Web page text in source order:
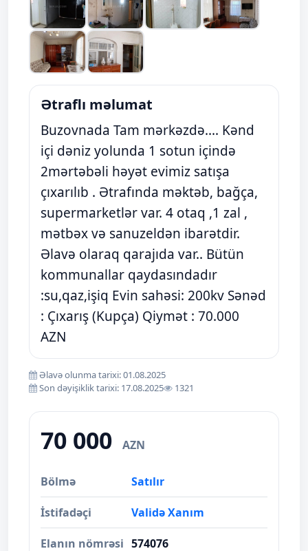
Ətraflı məlumat
Buzovnada Tam mərkəzdə.... Kənd
içi dəniz yolunda 1 sotun içində
2mərtəbəli həyət evimiz satışa
çıxarılıb . Ətrafında məktəb, bağça,
supermarketlər var. 4 otaq ,1 zal ,
mətbəx və sanuzeldən ibarətdir.
Əlavə olaraq qarajıda var.. Bütün
kommunallar qaydasındadır
:su,qaz,işiq Evin sahəsi: 200kv Sənəd
: Çıxarış (Kupça) Qiymət : 70.000
AZN
Əlavə olunma tarixi: 01.08.2025
Son dəyişiklik tarixi: 17.08.2025
1321
70 000 AZN
Bölmə Satılır
İstifadəçi Validə Xanım
Elanın nömrəsi 574076